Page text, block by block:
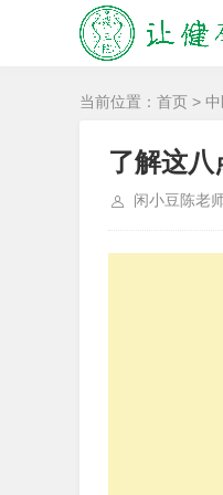
当前位置： 首页 >
了解这八
闲小豆陈老